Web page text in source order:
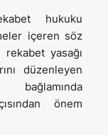
hukuku
içeren söz
yasağı
düzenleyen
önem